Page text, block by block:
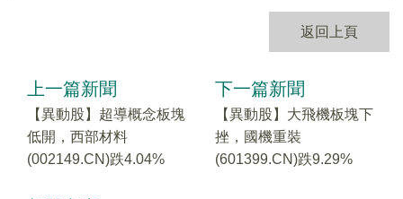
返回上頁
上一篇新聞
【異動股】超導概念板塊
低開，西部材料
(002149.CN)跌4.04%
下一篇新聞
【異動股】大飛機板塊下
挫，國機重裝
(601399.CN)跌9.29%